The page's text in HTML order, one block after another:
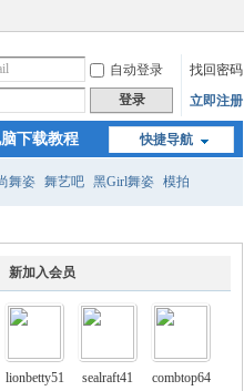
自动登录
找回密码
登录 立即注册
快捷导航
下载教程
舞姿 舞艺吧 黑Girl舞姿 模拍
新加入会员
lionbetty51
sealraft41
combtop64